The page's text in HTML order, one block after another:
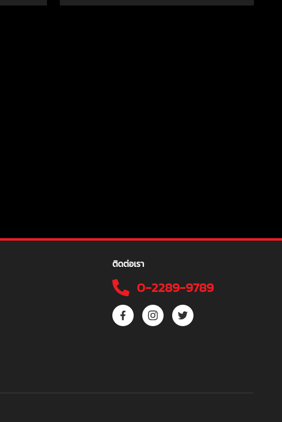
ติดต่อเรา
0-2289-9789